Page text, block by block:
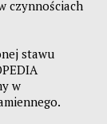
czynnościach
stawu
w